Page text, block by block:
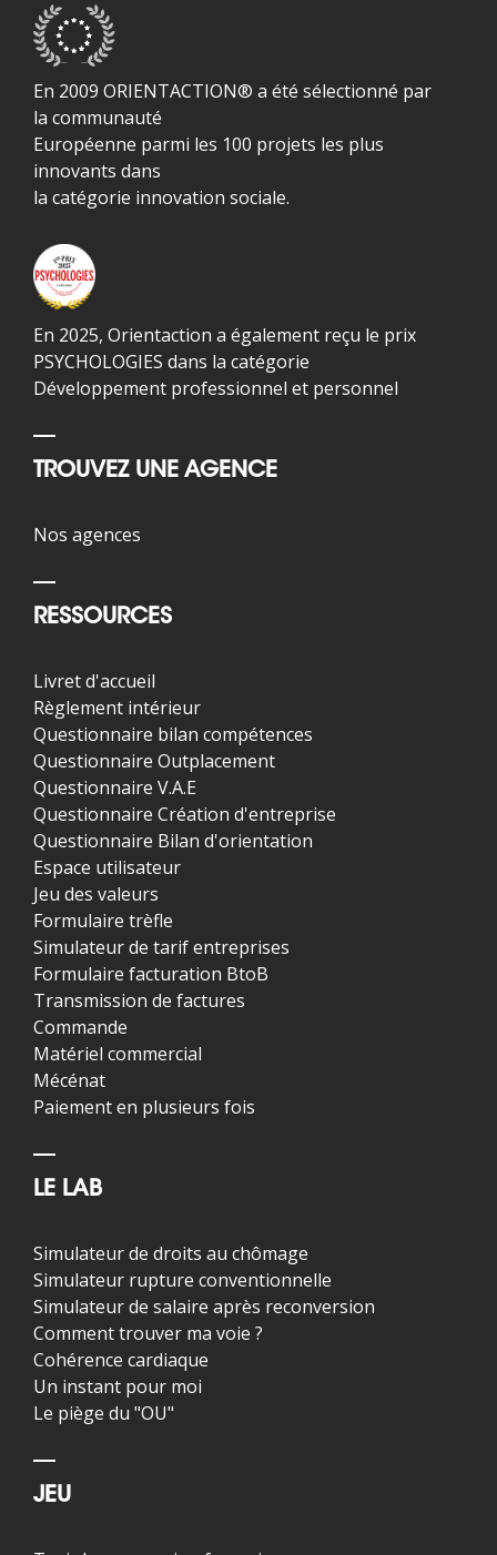
En 2009 ORIENTACTION® a été sélectionné par
la communauté
Européenne parmi les 100 projets les plus
innovants dans
la catégorie innovation sociale.
En 2025, Orientaction a également reçu le prix
PSYCHOLOGIES dans la catégorie
Développement professionnel et personnel
TROUVEZ UNE AGENCE
Nos agences
RESSOURCES
Livret d'accueil
Règlement intérieur
Questionnaire bilan compétences
Questionnaire Outplacement
Questionnaire V.A.E
Questionnaire Création d'entreprise
Questionnaire Bilan d'orientation
Espace utilisateur
Jeu des valeurs
Formulaire trèfle
Simulateur de tarif entreprises
Formulaire facturation BtoB
Transmission de factures
Commande
Matériel commercial
Mécénat
Paiement en plusieurs fois
LE LAB
Simulateur de droits au chômage
Simulateur rupture conventionnelle
Simulateur de salaire après reconversion
Comment trouver ma voie ?
Cohérence cardiaque
Un instant pour moi
Le piège du "OU"
JEU